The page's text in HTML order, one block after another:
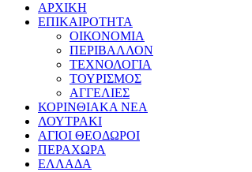
ΑΡΧΙΚΗ
ΕΠΙΚΑΙΡΟΤΗΤΑ
ΟΙΚΟΝΟΜΙΑ
ΠΕΡΙΒΑΛΛΟΝ
ΤΕΧΝΟΛΟΓΙΑ
ΤΟΥΡΙΣΜΟΣ
ΑΓΓΕΛΙΕΣ
ΚΟΡΙΝΘΙΑΚΑ ΝΕΑ
ΛΟΥΤΡΑΚΙ
ΑΓΙΟΙ ΘΕΟΔΩΡΟΙ
ΠΕΡΑΧΩΡΑ
ΕΛΛΑΔΑ